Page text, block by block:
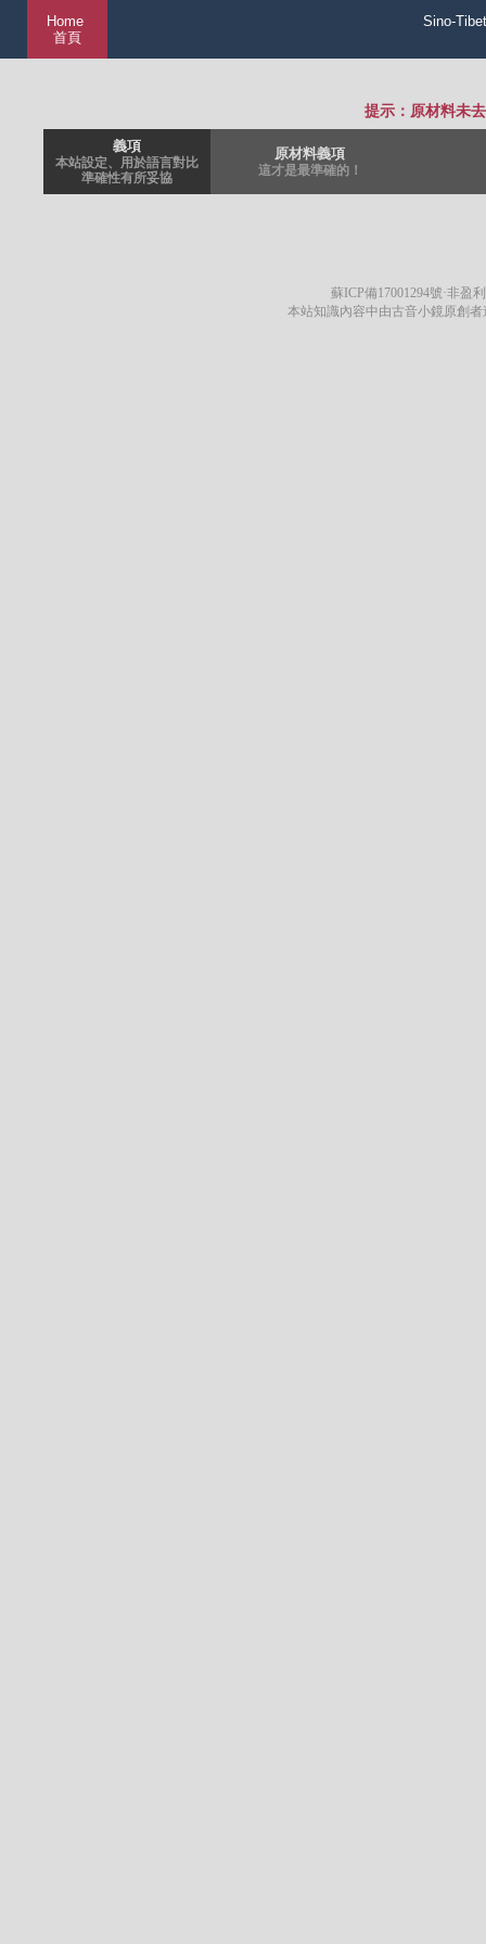
Home
首頁
Sino-
提示：原材料未
義項
本站設定、用於語言對比
準確性有所妥協
原材料義項
這才是最準確的！
蘇ICP備17001294號·非盈
本站知識內容中由古音小鏡原創